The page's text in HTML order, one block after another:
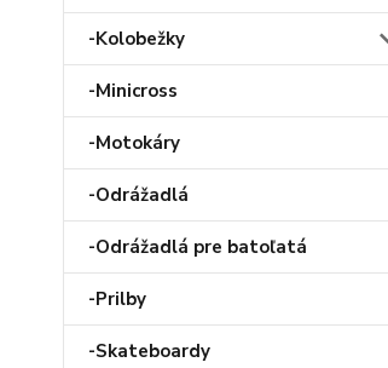
-Kolobežky
-Minicross
-Motokáry
-Odrážadlá
-Odrážadlá pre batoľatá
-Prilby
-Skateboardy